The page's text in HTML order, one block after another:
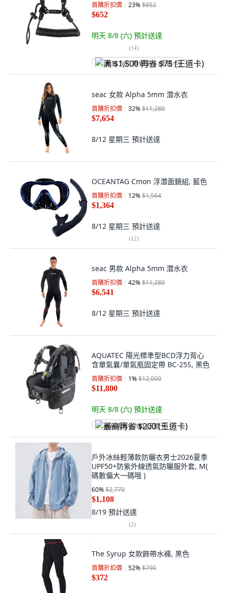
首購折扣價 23%$852
$652
明天 8/8 (六) 預計送達
(14)
满 $1,500 再省 $75 (王道卡)
seac 女款 Alpha 5mm 潛水衣
首購折扣價 32%$11,280
$7,654
8/12 星期三 預計送達
OCEANTAG Cmon 浮潛面鏡組, 藍色
首購折扣價 12%$1,564
$1,364
8/12 星期三 預計送達
(12)
seac 男款 Alpha 5mm 潛水衣
首購折扣價 42%$11,280
$6,541
8/12 星期三 預計送達
AQUATEC 陽光標準型BCD浮力背心
含單氣曩/單氣瓶固定帶 BC-25S, 黑色
首購折扣價 1%$12,000
$11,800
明天 8/8 (六) 預計送達
最高再省 $200 (王道卡)
戶外冰絲輕薄款防曬衣男士2026夏季
UPF50+防紫外線透氣防曬服外套, M(
碼數偏大一碼哦 )
60%$2,770
$1,108
8/19 預計送達
(2)
The Syrup 女款飾帶水褲, 黑色
首購折扣價 52%$790
$372